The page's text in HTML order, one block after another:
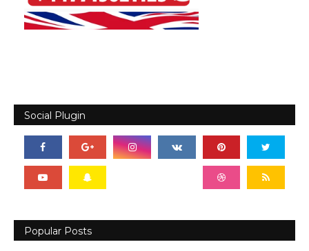
Social Plugin
Popular Posts